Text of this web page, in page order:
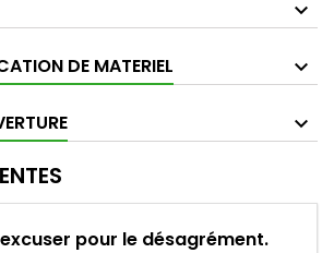
DE MATERIEL
pour le désagrément.